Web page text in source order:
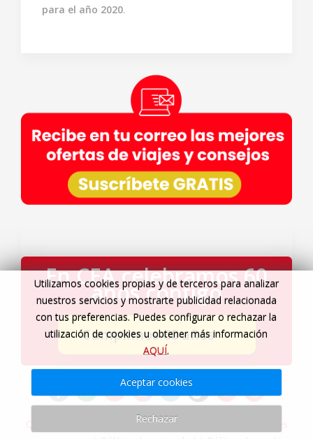
para el año 2020.
En CEA celebramos 60
años contigo
Cumplimos 60 años→
Quiénes somos Servicios Viajes CEA
Agencia de viajes
Utilizamos cookies propias y de terceros para analizar
nuestros servicios y mostrarte publicidad relacionada
con tus preferencias. Puedes configurar o rechazar la
utilización de cookies u obtener más información
AQUÍ.
Aceptar cookies
Rechazar